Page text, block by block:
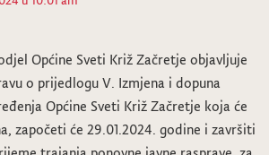
Općine Sveti Križ Začretje objavljuje
o prijedlogu V. Izmjena i dopuna
Općine Sveti Križ Začretje koja će
započeti će 29.01.2024. godine i završiti